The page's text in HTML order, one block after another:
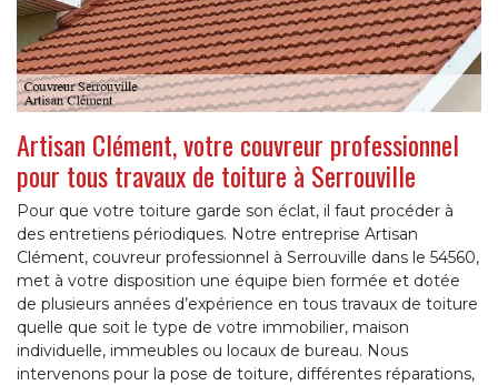
Artisan Clément, votre couvreur professionnel
pour tous travaux de toiture à Serrouville
Pour que votre toiture garde son éclat, il faut procéder à
des entretiens périodiques. Notre entreprise Artisan
Clément, couvreur professionnel à Serrouville dans le 54560,
met à votre disposition une équipe bien formée et dotée
de plusieurs années d’expérience en tous travaux de toiture
quelle que soit le type de votre immobilier, maison
individuelle, immeubles ou locaux de bureau. Nous
intervenons pour la pose de toiture, différentes réparations,